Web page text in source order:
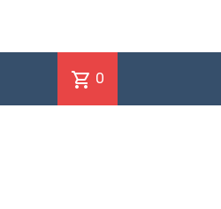
shopping_cart 0